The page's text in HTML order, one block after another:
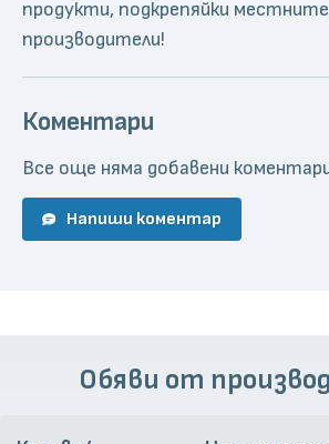
продукти, подкрепяйки местните
производители!
Коментари
Все още няма добавени
Напиши коментар
Обяви от